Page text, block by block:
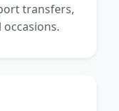
transfers,